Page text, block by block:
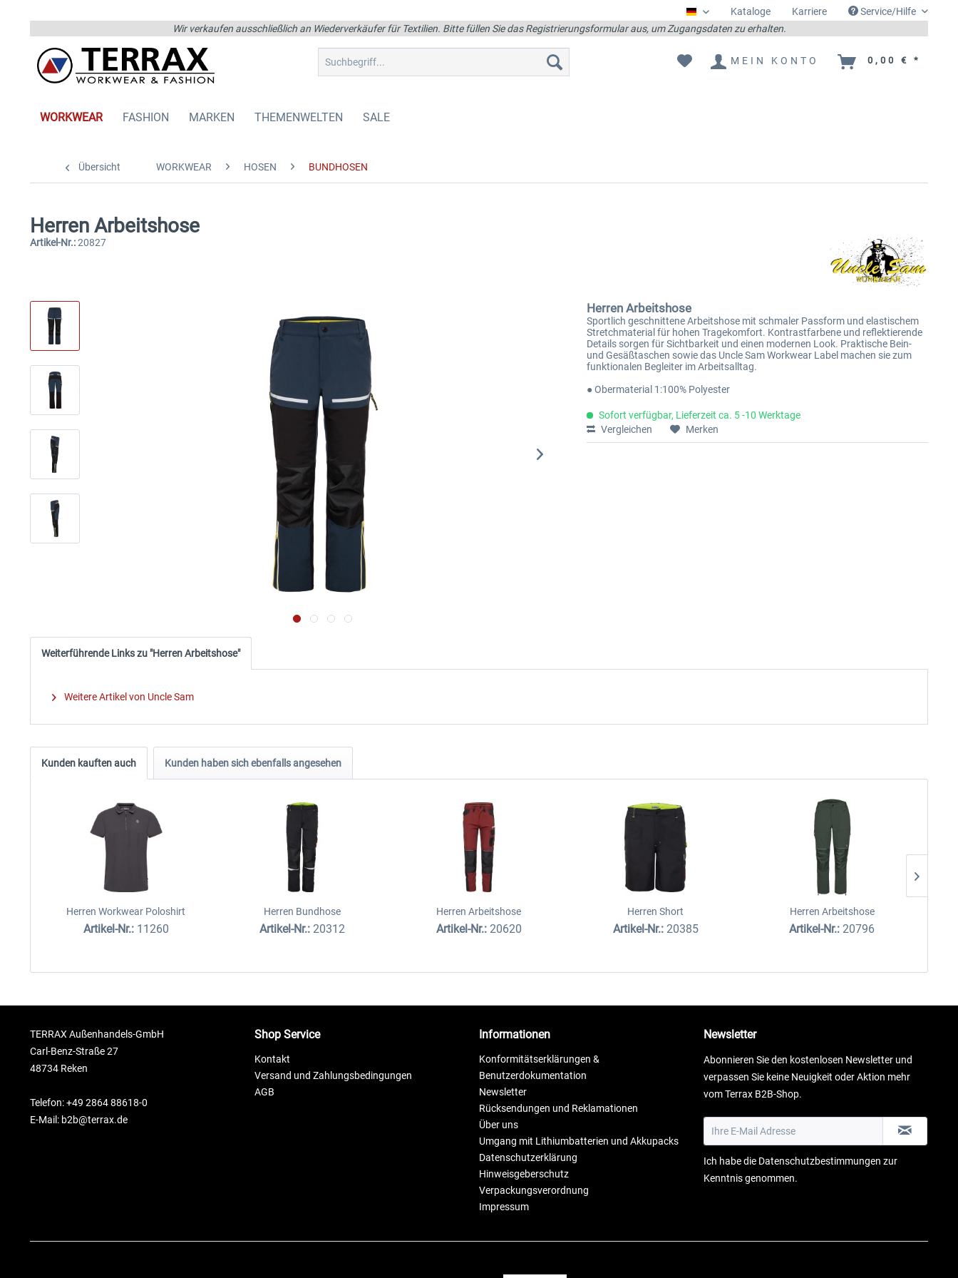
DeutschKataloge Karriere
Service/Hilfe
Wir verkaufen ausschließlich an Wiederverkäufer für Textilien. Bitte füllen Sie das Registrierungsformular aus, um Zugangsdaten zu erhalten.
MEIN KONTO 0,00 € *
WORKWEAR FASHION MARKEN THEMENWELTEN SALE
Übersicht WORKWEAR HOSEN BUNDHOSEN
Herren Arbeitshose
Artikel-Nr.:20827
Herren Arbeitshose
Sportlich geschnittene Arbeitshose mit schmaler Passform und elastischem
Stretchmaterial für hohen Tragekomfort. Kontrastfarbene und reflektierende
Details sorgen für Sichtbarkeit und einen modernen Look. Praktische Bein-
und Gesäßtaschen sowie das Uncle Sam Workwear Label machen sie zum
funktionalen Begleiter im Arbeitsalltag.
● Obermaterial 1:100% Polyester
Sofort verfügbar, Lieferzeit ca. 5 -10 Werktage
Vergleichen
Merken
Weiterführende Links zu "Herren Arbeitshose"
Weitere Artikel von Uncle Sam
Kunden kauften auch Kunden haben sich ebenfalls angesehen
Herren Workwear Poloshirt
Artikel-Nr.: 11260
Herren Bundhose
Artikel-Nr.: 20312
Herren Arbeitshose
Artikel-Nr.: 20620
Herren Short
Artikel-Nr.: 20385
Herren Arbeitshose
Artikel-Nr.: 20796
TERRAX Außenhandels-GmbH
Carl-Benz-Straße 27
48734 Reken
Telefon: +49 2864 88618-0
E-Mail: b2b@terrax.de
Shop Service
Kontakt
Versand und Zahlungsbedingungen
AGB
Informationen
Konformitätserklärungen &
Benutzerdokumentation
Newsletter
Rücksendungen und Reklamationen
Über uns
Umgang mit Lithiumbatterien und Akkupacks
Datenschutzerklärung
Hinweisgeberschutz
Verpackungsverordnung
Impressum
Newsletter
Abonnieren Sie den kostenlosen Newsletter und
verpassen Sie keine Neuigkeit oder Aktion mehr
vom Terrax B2B-Shop.
Ich habe die Datenschutzbestimmungen zur
Kenntnis genommen.